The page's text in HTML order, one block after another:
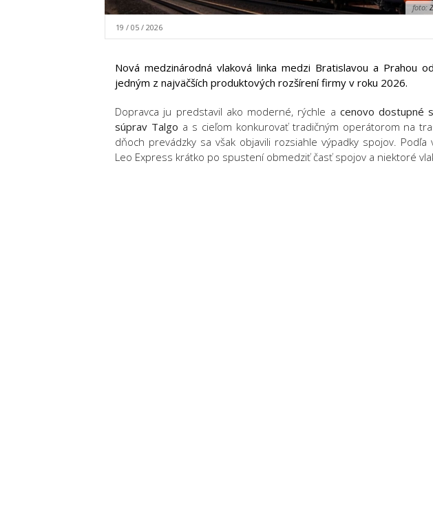
foto:
19 / 05 / 2026
Nová medzinárodná vlaková linka medzi Bratislavou a Prahou
jedným z najväčších produktových rozšírení firmy v roku 2026.
Dopravca ju predstavil ako moderné, rýchle a cenovo dostupné
súprav Talgo a s cieľom konkurovať tradičným operátorom na
dňoch prevádzky sa však objavili rozsiahle výpadky spojov.
Leo Express krátko po spustení obmedziť časť spojov a niektoré